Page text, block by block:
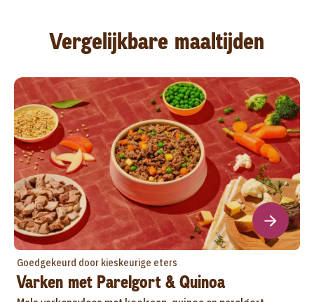
Vergelijkbare maaltijden
Goedgekeurd door kieskeurige eters
Varken met Parelgort & Quinoa